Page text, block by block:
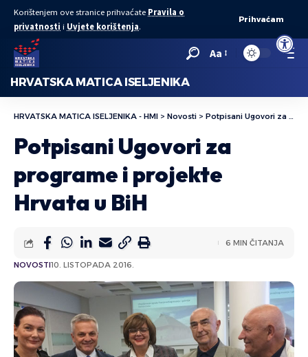
Open
Korištenjem ove stranice prihvaćate Pravila o
privatnosti i Uvjete korištenja.
Prihvaćam
Aa
HRVATSKA MATICA ISELJENIKA
HRVATSKA MATICA ISELJENIKA - HMI > Novosti > Potpisani Ugovori za programe i projekte Hrvata u BiH
Potpisani Ugovori za
programe i projekte
Hrvata u BiH
NOVOSTI10. LISTOPADA 2016.
6 MIN ČITANJA